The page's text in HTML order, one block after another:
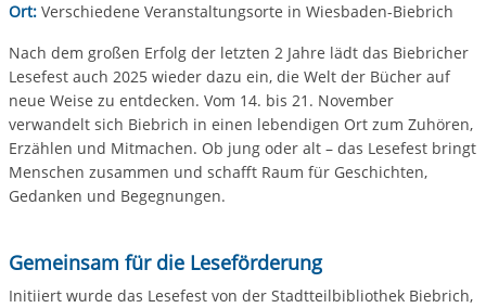
Ort: Verschiedene Veranstaltungsorte in Wiesbaden-Biebrich
Nach dem großen Erfolg der letzten 2 Jahre lädt das Biebricher
Lesefest auch 2025 wieder dazu ein, die Welt der Bücher auf
neue Weise zu entdecken. Vom 14. bis 21. November
verwandelt sich Biebrich in einen lebendigen Ort zum Zuhören,
Erzählen und Mitmachen. Ob jung oder alt – das Lesefest bringt
Menschen zusammen und schafft Raum für Geschichten,
Gedanken und Begegnungen.
Gemeinsam für die Leseförderung
Initiiert wurde das Lesefest von der Stadtteilbibliothek Biebrich,